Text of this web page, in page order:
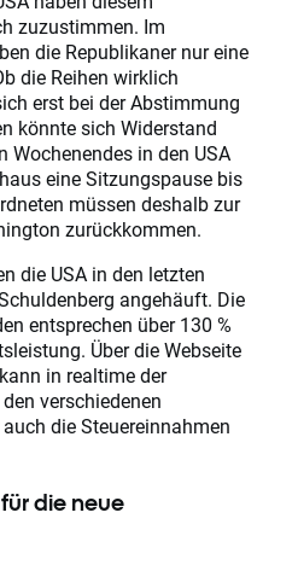
zuzustimmen. Im
die Republikaner nur eine
die Reihen wirklich
erst bei der Abstimmung
könnte sich Widerstand
Wochenendes in den USA
eine Sitzungspause bis
müssen deshalb zur
zurückkommen.
die USA in den letzten
angehäuft. Die
entsprechen über 130 %
Über die Webseite
kann in realtime der
verschiedenen
die Steuereinnahmen
die neue